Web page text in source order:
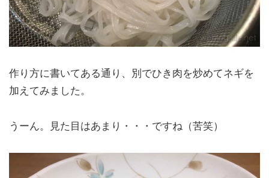
作り方に書いてある通り、別でひき肉を炒めてネギを
加えてみました。
うーん。見た目はあまり・・・ですね（苦笑）